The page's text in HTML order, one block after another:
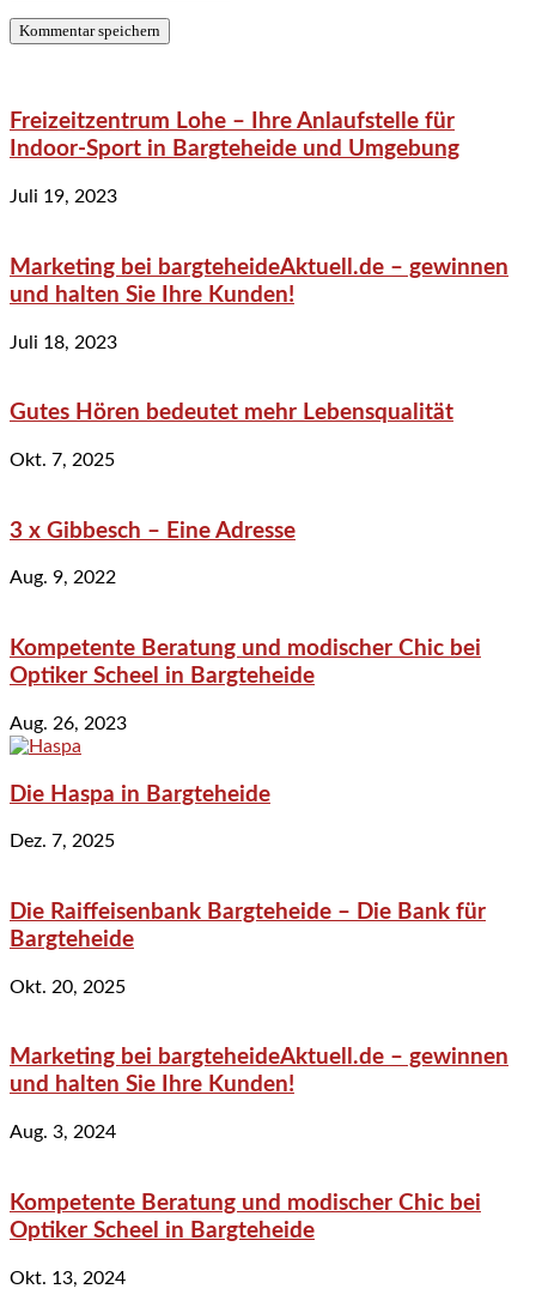
Freizeitzentrum Lohe – Ihre Anlaufstelle für
Indoor-Sport in Bargteheide und Umgebung
Juli 19, 2023
Marketing bei bargteheideAktuell.de – gewinnen
und halten Sie Ihre Kunden!
Juli 18, 2023
Gutes Hören bedeutet mehr Lebensqualität
Okt. 7, 2025
3 x Gibbesch – Eine Adresse
Aug. 9, 2022
Kompetente Beratung und modischer Chic bei
Optiker Scheel in Bargteheide
Aug. 26, 2023
Die Haspa in Bargteheide
Dez. 7, 2025
Die Raiffeisenbank Bargteheide – Die Bank für
Bargteheide
Okt. 20, 2025
Marketing bei bargteheideAktuell.de – gewinnen
und halten Sie Ihre Kunden!
Aug. 3, 2024
Kompetente Beratung und modischer Chic bei
Optiker Scheel in Bargteheide
Okt. 13, 2024